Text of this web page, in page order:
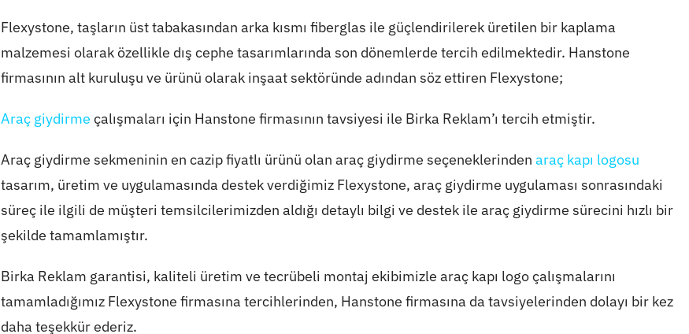
Flexystone, taşların üst tabakasından arka kısmı fiberglas ile güçlendirilerek üretilen bir kaplama
malzemesi olarak özellikle dış cephe tasarımlarında son dönemlerde tercih edilmektedir. Hanstone
firmasının alt kuruluşu ve ürünü olarak inşaat sektöründe adından söz ettiren Flexystone;
Araç giydirme çalışmaları için Hanstone firmasının tavsiyesi ile Birka Reklam’ı tercih etmiştir.
Araç giydirme sekmeninin en cazip fiyatlı ürünü olan araç giydirme seçeneklerindenaraç kapı logosu
tasarım, üretim ve uygulamasında destek verdiğimiz Flexystone, araç giydirme uygulaması sonrasındaki
süreç ile ilgili de müşteri temsilcilerimizden aldığı detaylı bilgi ve destek ile araç giydirme sürecini hızlı bir
şekilde tamamlamıştır.
Birka Reklam garantisi, kaliteli üretim ve tecrübeli montaj ekibimizle araç kapı logo çalışmalarını
tamamladığımız Flexystone firmasına tercihlerinden, Hanstone firmasına da tavsiyelerinden dolayı bir kez
daha teşekkür ederiz.